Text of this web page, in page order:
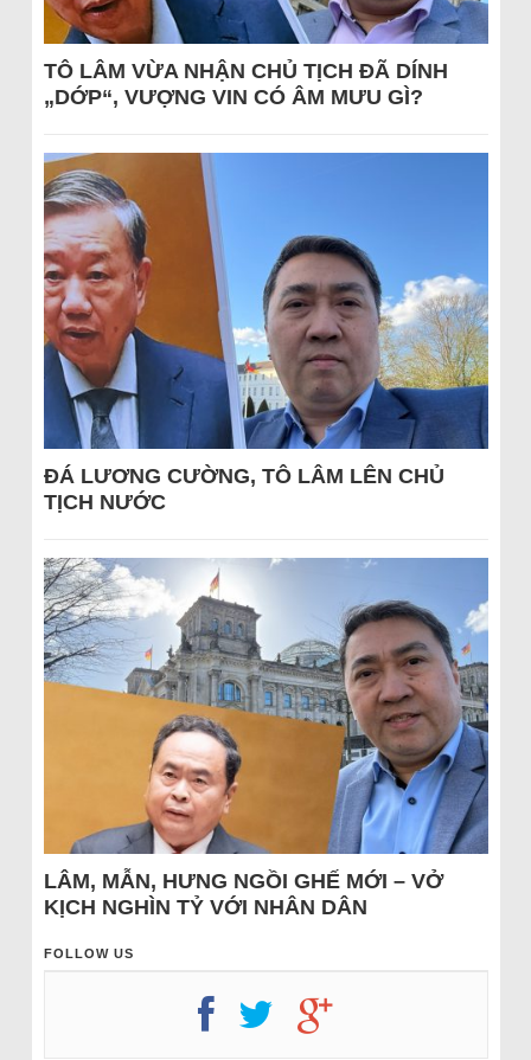
TÔ LÂM VỪA NHẬN CHỦ TỊCH ĐÃ DÍNH
„DỚP“, VƯỢNG VIN CÓ ÂM MƯU GÌ?
ĐÁ LƯƠNG CƯỜNG, TÔ LÂM LÊN CHỦ
TỊCH NƯỚC
LÂM, MẪN, HƯNG NGỒI GHẾ MỚI – VỞ
KỊCH NGHÌN TỶ VỚI NHÂN DÂN
FOLLOW US